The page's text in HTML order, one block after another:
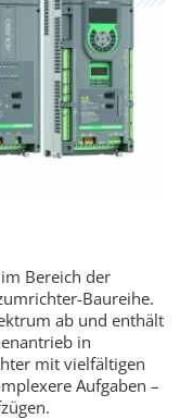
Bereich der
Baureihe.
ab und enthält
in
mit vielfältigen
Aufgaben –